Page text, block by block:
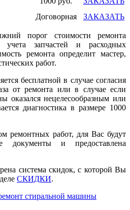
Договорная ЗАКАЗАТЬ
порог стоимости ремонта
запчастей и расходных
ремонта определит мастер,
работ.
бесплатной в случае согласия
от ремонта или в случае если
оказался нецелесообразным или
диагностика в размере 1000
ремонтных работ, для Вас будут
документы и предоставлена
система скидок, с которой Вы
СКИДКИ.
стиральной машины